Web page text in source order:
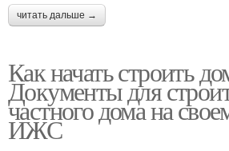
читать дальше →
Как начать строить
Документы для
частного дома на
ИЖС